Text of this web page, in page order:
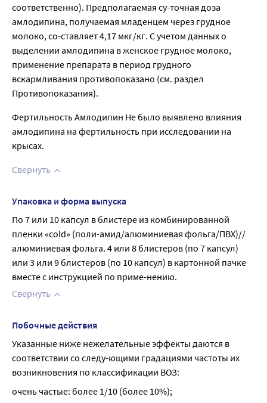
соответственно). Предполагаемая су-точная доза
амлодипина, получаемая младенцем через грудное
молоко, со-ставляет 4,17 мкг/кг. С учетом данных о
выделении амлодипина в женское грудное молоко,
применение препарата в период грудного
вскармливания противопоказано (см. раздел
Противопоказания).
Фертильность Амлодипин Не было выявлено влияния
амлодипина на фертильность при исследовании на
крысах.
Свернуть
Упаковка и форма выпуска
По 7 или 10 капсул в блистере из комбинированной
пленки «соld» (поли-амид/алюминиевая фольга/ПВХ)//
алюминиевая фольга. 4 или 8 блистеров (по 7 капсул)
или 3 или 9 блистеров (по 10 капсул) в картонной пачке
вместе с инструкцией по приме-нению.
Свернуть
Побочные действия
Указанные ниже нежелательные эффекты даются в
соответствии со следу-ющими градациями частоты их
возникновения по классификации ВОЗ:
очень частые: более 1/10 (более 10%);